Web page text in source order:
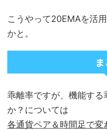
こうやって20EMAを活
かと。
乖離率ですが、機能す
か？については
各通貨ペア＆時間足で変